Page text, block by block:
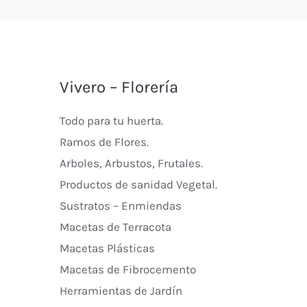
Vivero – Florería
Todo para tu huerta.
Ramos de Flores.
Arboles, Arbustos, Frutales.
Productos de sanidad Vegetal.
Sustratos – Enmiendas
Macetas de Terracota
Macetas Plásticas
Macetas de Fibrocemento
Herramientas de Jardín